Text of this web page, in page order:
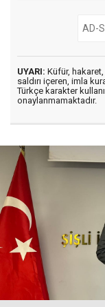
UYARI: Küfür,
saldırı içeren, imla
Türkçe karakter
onaylanmamaktadır.